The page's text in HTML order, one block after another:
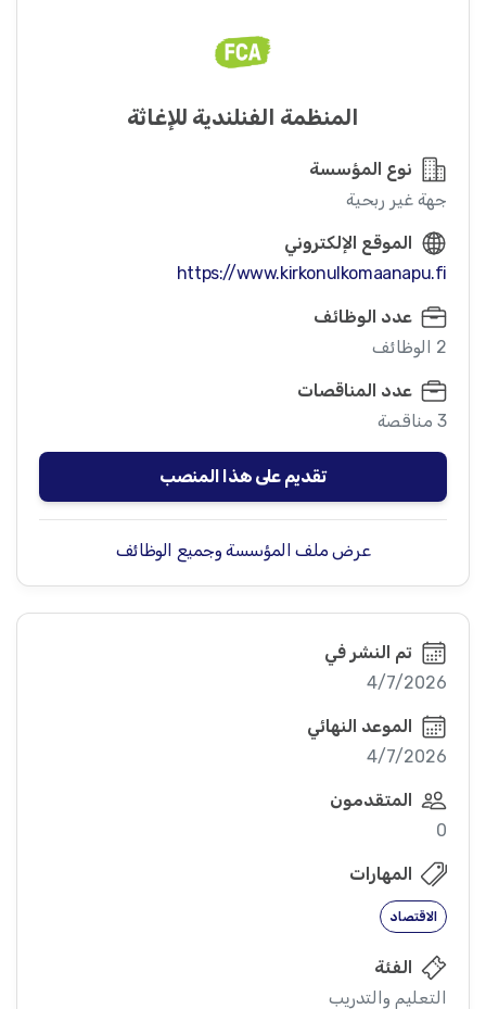
المنظمة الفنلندية للإغاثة
نوع المؤسسة
جهة غير ربحية
الموقع الإلكتروني
https://www.kirkonulkomaanapu.fi
عدد الوظائف
2 الوظائف
عدد المناقصات
3 مناقصة
تقديم على هذا المنصب
عرض ملف المؤسسة وجميع الوظائف
تم النشر في
4/7/2026
الموعد النهائي
4/7/2026
المتقدمون
0
المهارات
الاقتصاد
الفئة
التعليم والتدريب